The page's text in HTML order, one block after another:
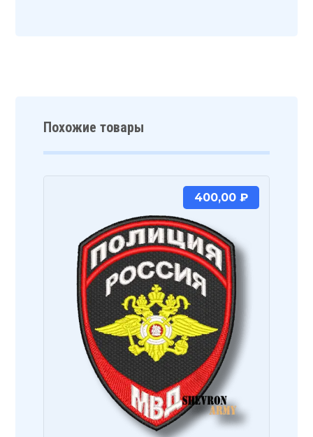
Похожие товары
400,00 ₽